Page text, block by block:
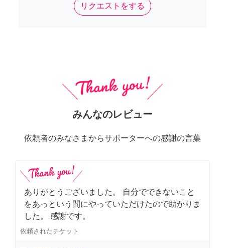
リクエストをする
みんなのレビュー
依頼者のみなさまからサポーターへの感謝の言葉
ありがとうございました。 自分でできないこと
をあっという間にやっていただけたので助かりま
した。 感謝です。
依頼されたチケット